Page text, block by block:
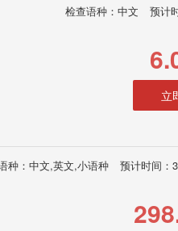
检查语种：中文 预计
立
种：中文,英文,小语种 预计时间：